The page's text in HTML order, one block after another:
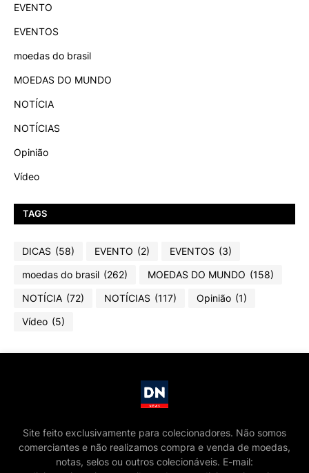
EVENTO
EVENTOS
moedas do brasil
MOEDAS DO MUNDO
NOTÍCIA
NOTÍCIAS
Opinião
Vídeo
TAGS
DICAS (58) EVENTO (2) EVENTOS (3)
moedas do brasil (262) MOEDAS DO MUNDO (158)
NOTÍCIA (72) NOTÍCIAS (117) Opinião (1)
Vídeo (5)
Site feito exclusivamente para colecionadores. Não somos
comerciantes e não realizamos compra e venda de moedas,
notas, selos ou outros colecionáveis. E-mail: